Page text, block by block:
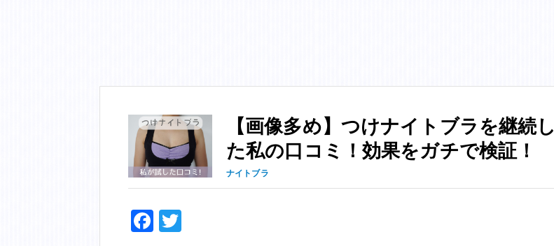
【画像多め】つけナイトブラを継続し
た私の口コミ！効果をガチで検証！
ナイトブラ
F